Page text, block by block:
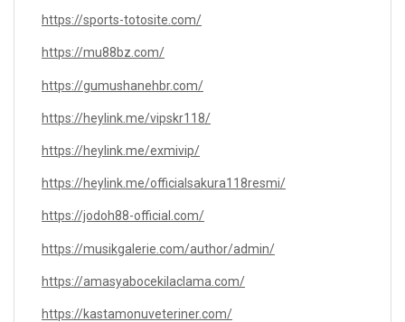
https://sports-totosite.com/
https://mu88bz.com/
https://gumushanehbr.com/
https://heylink.me/vipskr118/
https://heylink.me/exmivip/
https://heylink.me/officialsakura118resmi/
https://jodoh88-official.com/
https://musikgalerie.com/author/admin/
https://amasyabocekilaclama.com/
https://kastamonuveteriner.com/